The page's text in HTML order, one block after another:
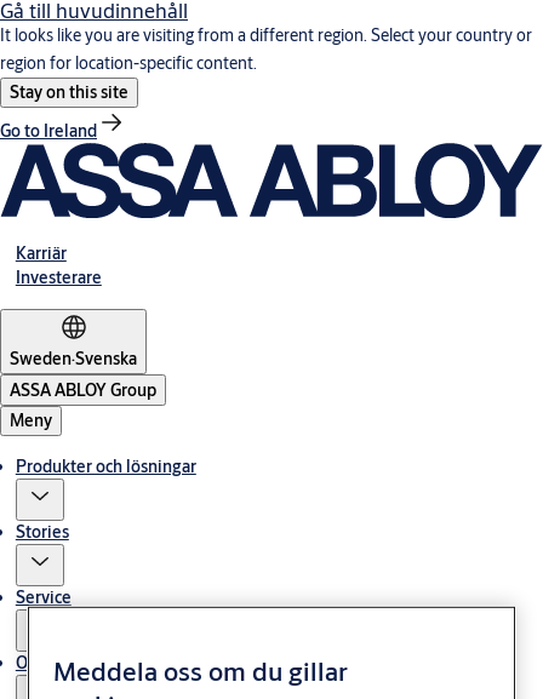
Gå till huvudinnehåll
It looks like you are visiting from a different region. Select your country or
region for location-specific content.
Stay on this site
Go to Ireland
Karriär
Investerare
Sweden·Svenska
ASSA ABLOY Group
Meny
Produkter och lösningar
Stories
Service
Om ossMeddela oss om du gillar